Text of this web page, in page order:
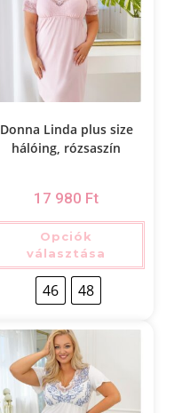
Donna Linda plus size
hálóing, rózsaszín
17 980 Ft
Opciók
választása
46 48